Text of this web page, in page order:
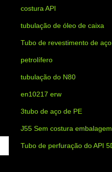
costura API
tubulação de óleo de caixa
Tubo de revestimento de
petrolífero
tubulação do N80
en10217 erw
3tubo de aço de PE
J55 Sem costura embalagem
Tubo de perfuração do API